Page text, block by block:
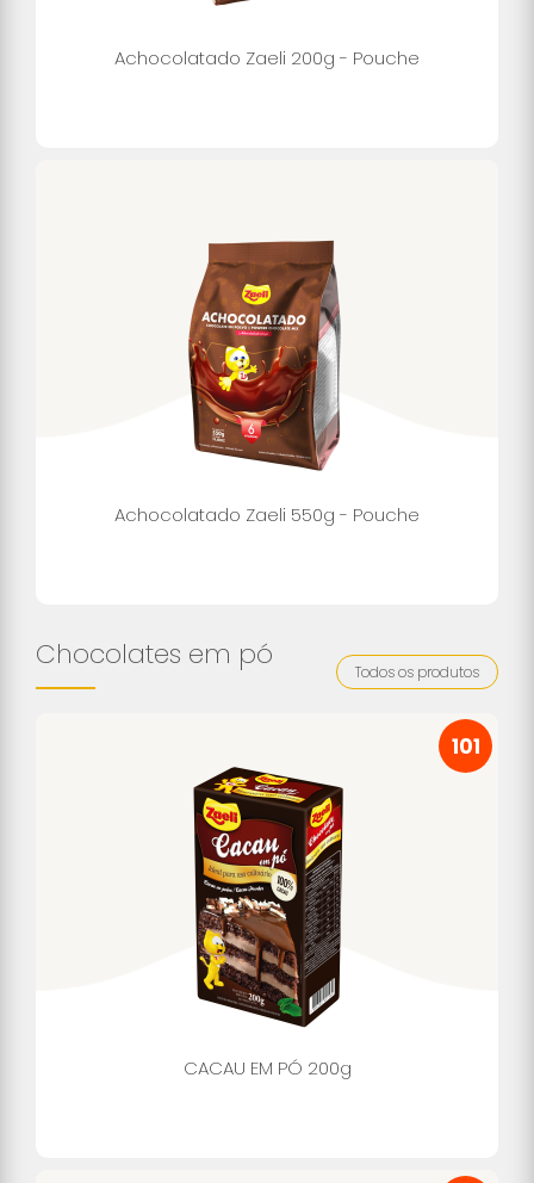
Achocolatado Zaeli 200g - Pouche
Achocolatado Zaeli 550g - Pouche
Chocolates em pó Todos os produtos
101
CACAU EM PÓ 200g